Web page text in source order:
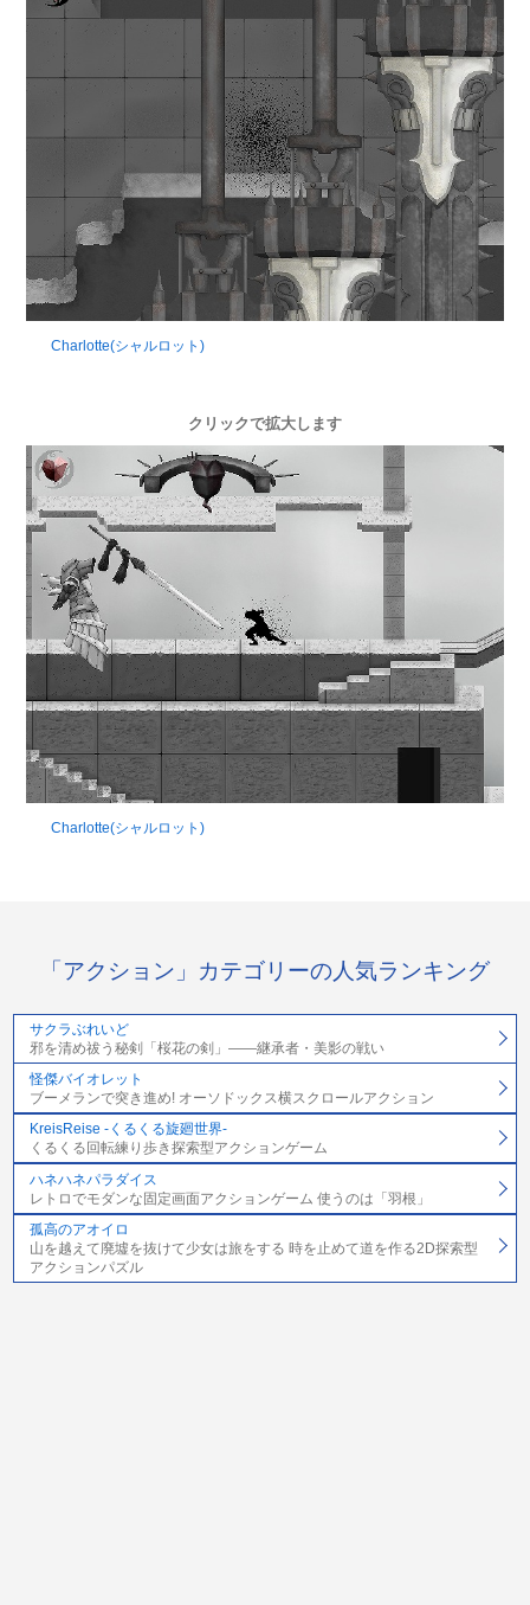
Charlotte(シャルロット)
クリックで拡大します
Charlotte(シャルロット)
「アクション」カテゴリーの人気ランキング
サクラぶれいど
邪を清め祓う秘剣「桜花の剣」――継承者・美影の戦い
怪傑バイオレット
ブーメランで突き進め! オーソドックス横スクロールアクション
KreisReise -くるくる旋廻世界-
くるくる回転練り歩き探索型アクションゲーム
ハネハネパラダイス
レトロでモダンな固定画面アクションゲーム 使うのは「羽根」
孤高のアオイロ
山を越えて廃墟を抜けて少女は旅をする 時を止めて道を作る2D探索型
アクションパズル